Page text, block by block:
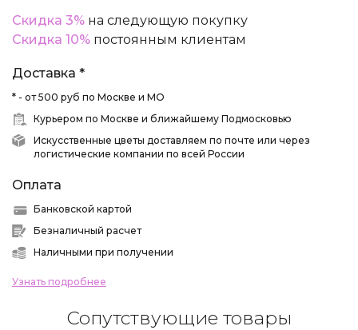
Скидка 3% на следующую покупку
Скидка 10% постоянным клиентам
Доставка *
* - от 500 руб по Москве и МО
Курьером по Москве и ближайшему Подмосковью
Искусственные цветы доставляем по почте или через
логистические компании по всей России
Оплата
Банковской картой
Безналичный расчет
Наличными при получении
Узнать подробнее
Сопутствующие товары